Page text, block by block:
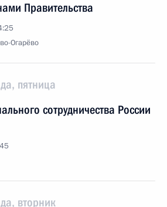
Правительства
Огарёво
пятница
сотрудничества России
вторник